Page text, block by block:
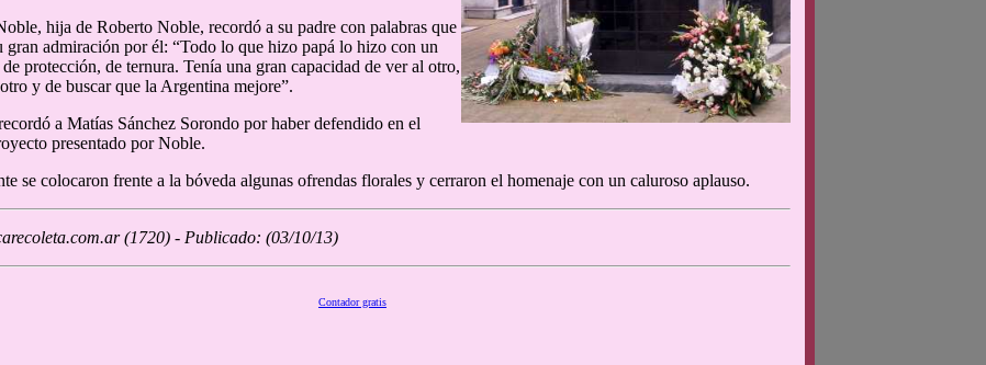
hija de Roberto Noble, recordó a su padre con palabras que
gran admiración por él: “Todo lo que hizo papá lo hizo con un
protección, de ternura. Tenía una gran capacidad de ver al otro,
y de buscar que la Argentina mejore”.
a Matías Sánchez Sorondo por haber defendido en el
presentado por Noble.
se colocaron frente a la bóveda algunas ofrendas florales y cerraron el homenaje con un caluroso aplauso.
(1720) - Publicado: (03/10/13)
Contador gratis